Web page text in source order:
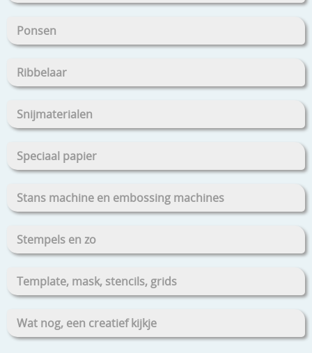
Ponsen
Ribbelaar
Snijmaterialen
Speciaal papier
Stans machine en embossing machines
Stempels en zo
Template, mask, stencils, grids
Wat nog, een creatief kijkje